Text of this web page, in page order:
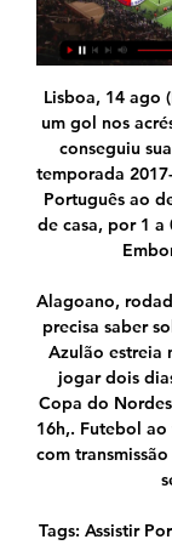
Lisboa, 14 ago (EFE).- Foi difícil, com um gol nos acréscimos, mas o Benfica conseguiu sua segunda vitória na temporada 2017-2018 do Campeonato Português ao derrotar o Chaves, fora de casa, por 1 a 0 nesta segunda-feira. Embora tenha se i

Alagoano, rodada #1: tudo o que você precisa saber sobre Santa Rita x CSA. Azulão estreia no estadual e volta a jogar dois dias após o empate na Copa do Nordeste. Partida começa às 16h,. Futebol ao vivo: confira os duelos com transmissão na telinha no meio de semana.

Tags: Assistir Porto x Marítimo ao vivo online em HD, transmissão canal Porto x Marítimo online, como ver Campeonato Português jogo do Porto x Marítimo HD …

A equipa de hóquei em patins do FC Porto voltou a festejar a conquista do título este sábado, no Dragão Caixa, com uma goleada ao Turquel por 7-1 na última jornada do campeonato, mantendo a diferença de três pontos para a Oliveirense que garantiu o segundo lugar com um triunfo sobre o Oeiras por 6-4.

O Belenenses venceu títulos e, historicamente, é ainda hoje o quarto maior clube português. É também, dos 4 maiores clubes, o único que desceu de divisão. Progressivamente, foi deixando de ser considerado um dos «grandes». Ainda mantém umas querelas com o Boavista, mas vê-se hoje reduzido ao campeonato do meio da tabela.

Atenção, SC Braga: Qarabag vence com golo aos 90+6' e 27/01/2024 — Kapaz-Qarabag (Foto Qarabag/X). FUTEBOL Sorteio do 'play-off' da Liga Europa: já são conhecidos os adversários de Sporting, Benfica e SC Braga.

O Benfica recebe o Chaves (21h15, BTV), na 23ª jornada da Liga, e está obrigado a ganhar para continuar a perseguição ao líder FC Porto (que já venceu o Tondela nesta jornada), uma semana antes do clássico no Dragão. Siga o jogo ao minuto na Tribuna Expresso

PS Faz hoje precisamente 25 anos, na época 1986/87 o Sporting recebia em Alvalade o Benfica. É um dia que ficará para todo o sempre, registado na história e na memória de todos os sportinguistas e não só. Goleámos o eterno rival por 7 a 1, à sua conta o Manel marcou …

O procedimento de mistura foi o mesmo utilizado no ensaio de tempo de pega. Após a mistura, a amostra foi colocada dentro de um recipiente plástico, conectado ao termômetro. Posteriormente, o recipiente foi colocado em garrafa térmica visando à não interferência do ambiente externo.

Sport vai receber, nesta semana, o mais novo reforço para a Série B do Campeonato Brasileiro. O meia Léo Artur, que estava no Fluminense, e é jogador da Ferroviária-SP, vai desembarcar no Recife na sexta-feira para assinar contrato com o Leão.

Braga x Real Madrid: onde assistir ao vivo, que horas é 08/11/2023 — Equipes entram em campo nesta terça-feira (24), em Portugal; veja como acompanhar na TV e na internet.

14º Fórum SAE BRASIL de Tecnologia de Motores Diesel - Seção Paraná e Santa Catarina. A SAE BRASIL - Seção Paraná e Santa Catarina traz pelo décimo quarto ano consecutivo à Curitiba, o Fórum SAE BRASIL de Tecnologia de Motores Diesel, que em 2017, será realizado nos dias 22 e 23 de agosto.

Prognóstico Santos-Internacional - 26/05/2019 - Consulte o nosso prognóstico para Santos-Internacional, assim como todas as estatísticas e as melhores cotas para ganhar sua aposta.

Canais Top | Assistir TV Online Grátis | Futebol Ao Vivo Sporting Braga x Qarabağ – Ao Vivo – 15/02/2024 – 17h00. Assistir Esportes Ao VivoAssistir Futebol Ao VivoLiga Europa Ao Vivo Sporting Braga x Qarabağ – Ao ...

ola meus amores sou meiga sexy simpatica adoro beijar deixe 'se seduzir ao toque suave das minhas mÃos massagens anti-strese boa lingan que leva -o ao mÁximo de excitaÇÃo e prazer sem limites.erÓticas corpo a corpo naturista.boa espanholada massagem prostÁtica ou toke envolvente vÁrios complementos e algo mais caliente a cessÓrios...

Olá, eu sou a Lilian e pude sentir que seu coração esteve conectado com o meu! Faça o Download deste GRATUITO Poema-Oração em áudio e saiba que você tem o apoio do Universo. Se conecte com a sensação de Beleza e Proteção, fazendo parte do Movimento Poema-Oração. PARTICIPE! Juntos e serenos somos MAIS fortes. Você […]

O